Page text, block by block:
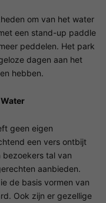
om van het water
een stand-up paddle
peddelen. Het park
dagen aan het
hebben.
geen eigen
een vers ontbijt
bezoekers tal van
aanbieden.
de basis vormen van
Ook zijn er gezellige